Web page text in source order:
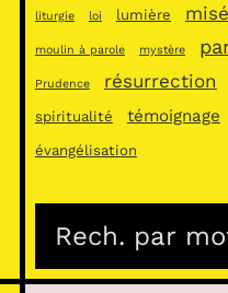
liturgie loi lumière
moulin à parole mystère
Prudence résurrection
spiritualité témoignage
évangélisation
c